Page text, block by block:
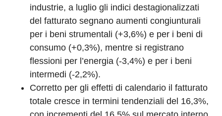
industrie, a luglio gli indici destagionalizzati
del fatturato segnano aumenti congiunturali
per i beni strumentali (+3,6%) e per i beni di
consumo (+0,3%), mentre si registrano
flessioni per l’energia (-3,4%) e per i beni
intermedi (-2,2%).
Corretto per gli effetti di calendario il fatturato
totale cresce in termini tendenziali del 16,3%,